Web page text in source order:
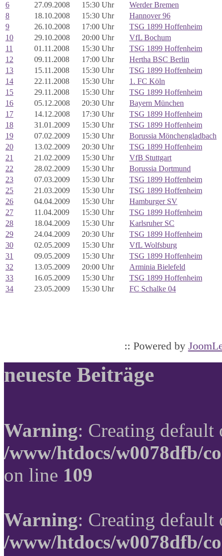
6
27.09.2008 15:30 Uhr
Werder Bremen
8
18.10.2008 15:30 Uhr
Hannover 96
9
26.10.2008 17:00 Uhr
TSG 1899 Hoffenheim
10
29.10.2008 20:00 Uhr
VfL Bochum
11
01.11.2008 15:30 Uhr
TSG 1899 Hoffenheim
12
09.11.2008 17:00 Uhr
Hertha BSC Berlin
13
15.11.2008 15:30 Uhr
TSG 1899 Hoffenheim
14
22.11.2008 15:30 Uhr
1. FC Köln
15
29.11.2008 15:30 Uhr
TSG 1899 Hoffenheim
16
05.12.2008 20:30 Uhr
Bayern München
17
14.12.2008 17:30 Uhr
TSG 1899 Hoffenheim
18
31.01.2009 15:30 Uhr
TSG 1899 Hoffenheim
19
07.02.2009 15:30 Uhr
Borussia Mönchengladbach
20
13.02.2009 20:30 Uhr
TSG 1899 Hoffenheim
21
21.02.2009 15:30 Uhr
VfB Stuttgart
22
28.02.2009 15:30 Uhr
Borussia Dortmund
23
07.03.2009 15:30 Uhr
TSG 1899 Hoffenheim
25
21.03.2009 15:30 Uhr
TSG 1899 Hoffenheim
26
04.04.2009 15:30 Uhr
Hamburger SV
27
11.04.2009 15:30 Uhr
TSG 1899 Hoffenheim
28
18.04.2009 15:30 Uhr
Karlsruher SC
29
24.04.2009 20:30 Uhr
TSG 1899 Hoffenheim
30
02.05.2009 15:30 Uhr
VfL Wolfsburg
31
09.05.2009 15:30 Uhr
TSG 1899 Hoffenheim
32
13.05.2009 20:00 Uhr
Arminia Bielefeld
33
16.05.2009 15:30 Uhr
TSG 1899 Hoffenheim
34
23.05.2009 15:30 Uhr FC Schalke 04
:: Powered by
neueste Beiträge
Warning: Creating
/www/htdocs/w0078dfb/
on line 109
Warning: Creating
/www/htdocs/w0078dfb/